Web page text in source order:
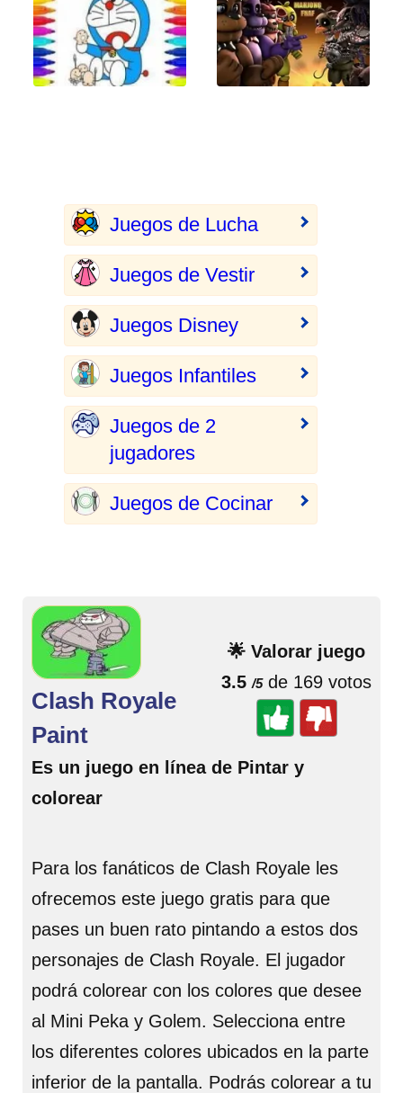
Juegos de Lucha
Juegos de Vestir
Juegos Disney
Juegos Infantiles
Juegos de 2
jugadores
Juegos de Cocinar
🌟 Valorar juego
3.5 /5de 169 votos
Clash Royale
Paint
Es un juego en línea de Pintar y
colorear
Para los fanáticos de Clash Royale les
ofrecemos este juego gratis para que
pases un buen rato pintando a estos dos
personajes de Clash Royale. El jugador
podrá colorear con los colores que desee
al Mini Peka y Golem. Selecciona entre
los diferentes colores ubicados en la parte
inferior de la pantalla. Podrás colorear a tu